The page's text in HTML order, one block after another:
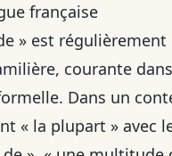
française
» est
courante
Dans un
« la plupart » avec